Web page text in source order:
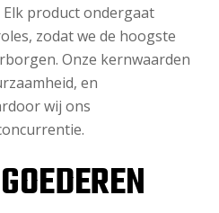
product ondergaat
zodat we de hoogste
Onze kernwaarden
en
wij ons